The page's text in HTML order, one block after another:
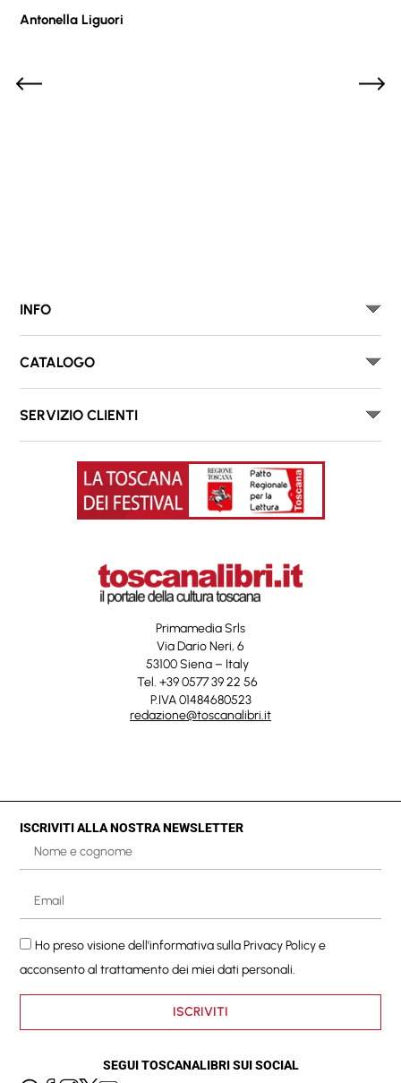
Antonella Liguori
INFO
CATALOGO
SERVIZIO CLIENTI
Primamedia Srls
Via Dario Neri, 6
53100 Siena – Italy
Tel. +39 0577 39 22 56
P.IVA 01484680523
redazione@toscanalibri.it
ISCRIVITI ALLA NOSTRA NEWSLETTER
Ho preso visione dell'informativa sullaPrivacy Policye
acconsento al trattamento dei miei dati personali.
ISCRIVITI
SEGUI TOSCANALIBRI SUI SOCIAL